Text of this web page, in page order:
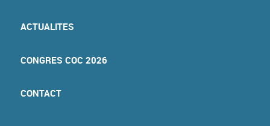
ACTUALITES
CONGRES COC 2026
CONTACT